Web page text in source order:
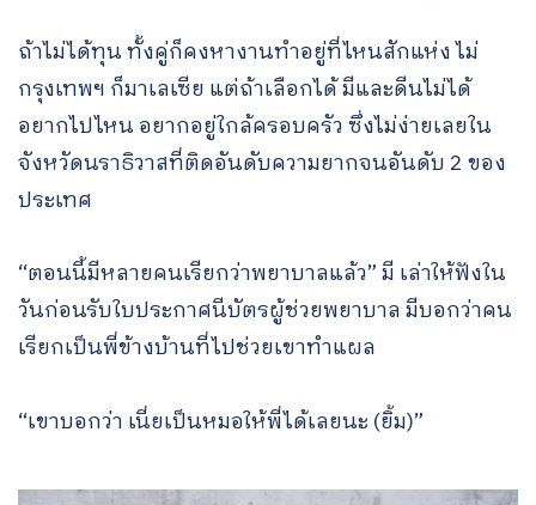
ถ้าไม่ได้ทุน ทั้งคู่ก็คงหางานทำอยู่ที่ไหนสักแห่ง ไม่
กรุงเทพฯ ก็มาเลเซีย แต่ถ้าเลือกได้ มีและดีนไม่ได้
อยากไปไหน อยากอยู่ใกล้ครอบครัว ซึ่งไม่ง่ายเลยใน
จังหวัดนราธิวาสที่ติดอันดับความยากจนอันดับ 2 ของ
ประเทศ
“ตอนนี้มีหลายคนเรียกว่าพยาบาลแล้ว” มี เล่าให้ฟังใน
วันก่อนรับใบประกาศนีบัตรผู้ช่วยพยาบาล มีบอกว่าคน
เรียกเป็นพี่ข้างบ้านที่ไปช่วยเขาทำแผล
“เขาบอกว่า เนี่ยเป็นหมอให้พี่ได้เลยนะ (ยิ้ม)”